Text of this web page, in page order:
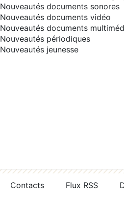
Nouveautés documents sonores
Nouveautés documents vidéo
Nouveautés documents
Nouveautés périodiques
Nouveautés jeunesse
Contacts Flux RSS